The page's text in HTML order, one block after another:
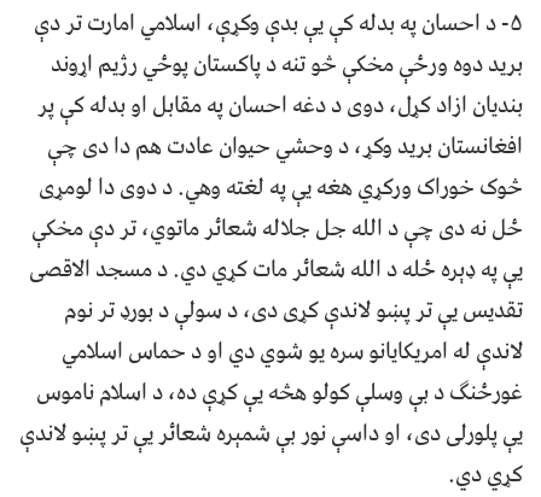
۵- د احسان په بدله کې یې بدې وکړې، اسلامي امارت تر دې
برید دوه ورځې مخکې څو تنه د پاکستان پوځي رژیم اړوند
بندیان ازاد کړل، دوی د دغه احسان په مقابل او بدله کې پر
افغانستان برید وکړ، د وحشي حيوان عادت هم دا دی چې
څوک خوراک ورکړي هغه یې په لغته وهي. د دوی دا لومړی
ځل نه دی چې د الله جل جلاله شعائر ماتوي، تر دې مخکې
یې په ډېره ځله د الله شعائر مات کړي دي. د مسجد الاقصی
تقدیس یې تر پښو لاندې کړی دی، د سولې د بورډ تر نوم
لاندې له امریکایانو سره یو شوي دي او د حماس اسلامي
غورځنګ د بې وسلې کولو هڅه یې کړې ده، د اسلام ناموس
یې پلورلی دی، او داسې نور بې شمېره شعائر یې تر پښو لاندې
کړي دي.